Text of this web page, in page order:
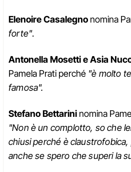
Elenoire Casalegno nomina
forte".
Antonella Mosetti e Asia
Pamela Prati perché "è molto
famosa".
Stefano Bettarini nomina
"Non è un complotto, so che
chiusi perché è claustrofobica,
anche se spero che superi la